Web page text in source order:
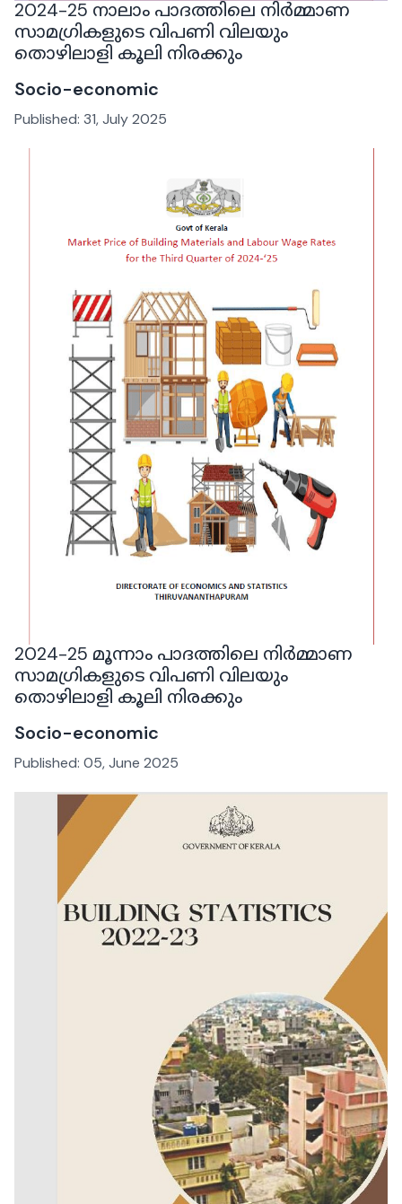
2024-25 നാലാം പാദത്തിലെ നിർമ്മാണ
സാമഗ്രികളുടെ വിപണി വിലയും
തൊഴിലാളി കൂലി നിരക്കും
Socio-economic
Published: 31, July 2025
2024-25 മൂന്നാം പാദത്തിലെ നിർമ്മാണ
സാമഗ്രികളുടെ വിപണി വിലയും
തൊഴിലാളി കൂലി നിരക്കും
Socio-economic
Published: 05, June 2025